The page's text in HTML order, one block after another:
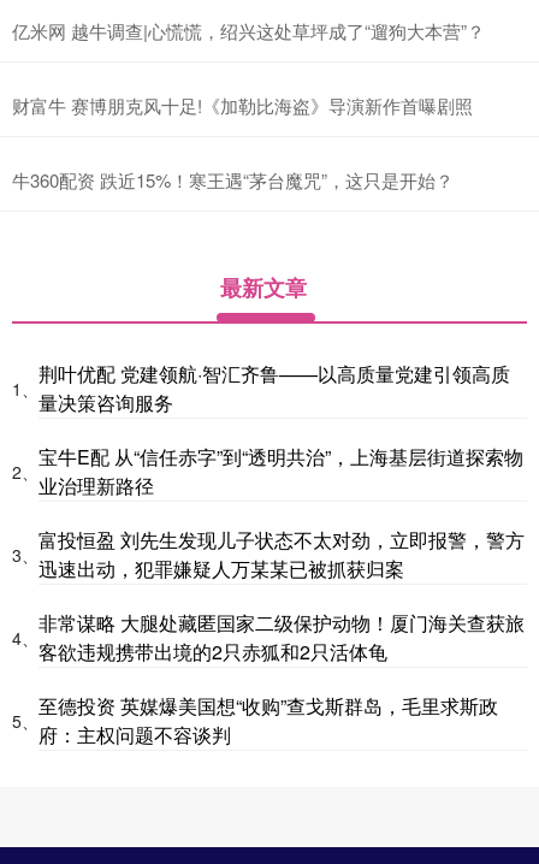
亿米网 越牛调查|心慌慌，绍兴这处草坪成了“遛狗大本营”？
财富牛 赛博朋克风十足!《加勒比海盗》导演新作首曝剧照
牛360配资 跌近15%！寒王遇“茅台魔咒”，这只是开始？
最新文章
1、
荆叶优配 党建领航·智汇齐鲁——以高质量党建引领高质
量决策咨询服务
2、
宝牛E配 从“信任赤字”到“透明共治”，上海基层街道探索物
业治理新路径
3、
富投恒盈 刘先生发现儿子状态不太对劲，立即报警，警方
迅速出动，犯罪嫌疑人万某某已被抓获归案
4、
非常谋略 大腿处藏匿国家二级保护动物！厦门海关查获旅
客欲违规携带出境的2只赤狐和2只活体龟
5、
至德投资 英媒爆美国想“收购”查戈斯群岛，毛里求斯政
府：主权问题不容谈判